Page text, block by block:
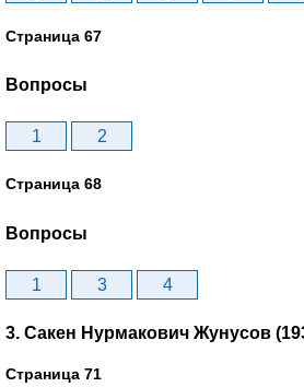
Страница 67
Вопросы
1 2
Страница 68
Вопросы
1 3 4
3. Сакен Нурмакович Жунусов
Страница 71